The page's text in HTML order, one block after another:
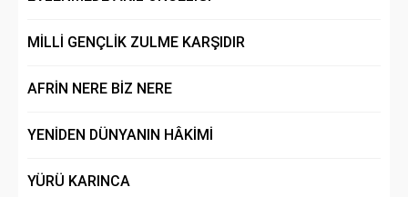
MİLLİ GENÇLİK ZULME KARŞIDIR
AFRİN NERE BİZ NERE
YENİDEN DÜNYANIN HÂKİMİ
YÜRÜ KARINCA